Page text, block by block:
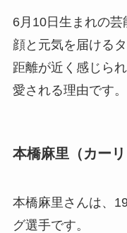
6月10日生まれの
顔と元気を届ける
距離が近く感じら
愛される理由です。
本橋麻里（カー
本橋麻里さんは、
グ選手です。